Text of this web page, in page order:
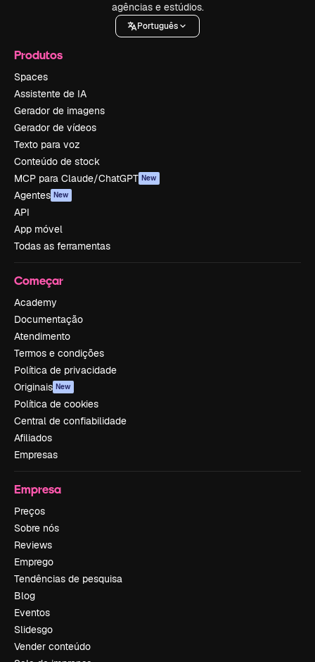
agências e estúdios.
Português
Produtos
Spaces
Assistente de IA
Gerador de imagens
Gerador de vídeos
Texto para voz
Conteúdo de stock
MCP para Claude/ChatGPT New
Agentes New
API
App móvel
Todas as ferramentas
Começar
Academy
Documentação
Atendimento
Termos e condições
Política de privacidade
Originais New
Política de cookies
Central de confiabilidade
Afiliados
Empresas
Empresa
Preços
Sobre nós
Reviews
Emprego
Tendências de pesquisa
Blog
Eventos
Slidesgo
Vender conteúdo